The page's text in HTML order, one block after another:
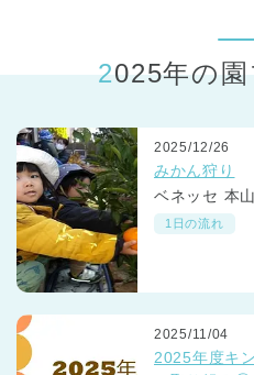
2025年の
2025/12/26
みかん狩り
ベネッセ 本
1日の流れ
2025/11/04
2025年度キ